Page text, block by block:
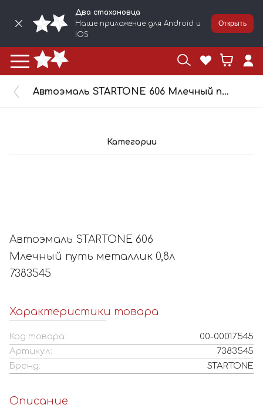
Два стахановца
Наше приложение для Android и
IOS
Открыть
Автоэмаль STARTONE 606 Млечный путь металлик 0,8л 7383545
Категории
Автоэмаль STARTONE 606
Млечный путь металлик 0,8л
7383545
Характеристики товара
Код товара:
00-00017545
Артикул:
7383545
Бренд:
STARTONE
Описание